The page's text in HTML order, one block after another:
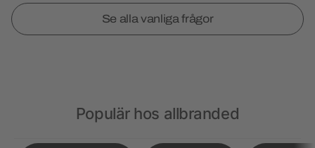
Se alla vanliga frågor
Populär hos allbranded